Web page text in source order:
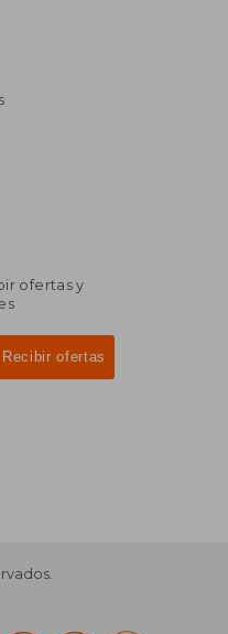
ofertas y